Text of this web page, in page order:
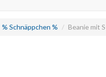
% Schnäppchen % Beanie mit